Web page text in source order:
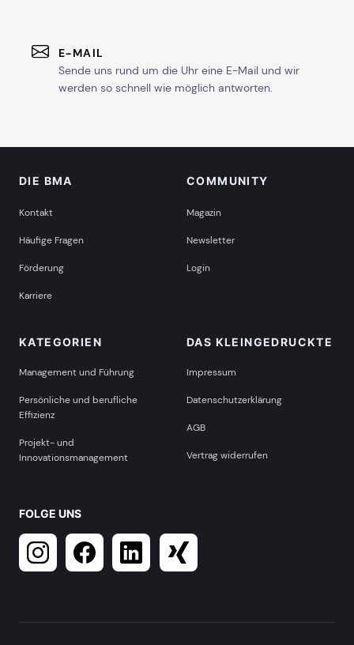
E-MAIL
Sende uns rund um die Uhr eine E-Mail und wir
werden so schnell wie möglich antworten.
DIE BMA
Kontakt
Häufige Fragen
Förderung
Karriere
COMMUNITY
Magazin
Newsletter
Login
KATEGORIEN
Management und Führung
Persönliche und berufliche
Effizienz
Projekt- und
Innovationsmanagement
DAS KLEINGEDRUCKTE
Impressum
Datenschutzerklärung
AGB
Vertrag widerrufen
FOLGE UNS